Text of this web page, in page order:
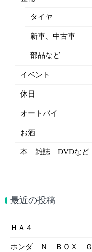
タイヤ
新車、中古車
部品など
イベント
休日
オートバイ
お酒
本 雑誌 DVDなど
最近の投稿
ＨＡ４
ホンダ Ｎ ＢＯＸ Ｇ